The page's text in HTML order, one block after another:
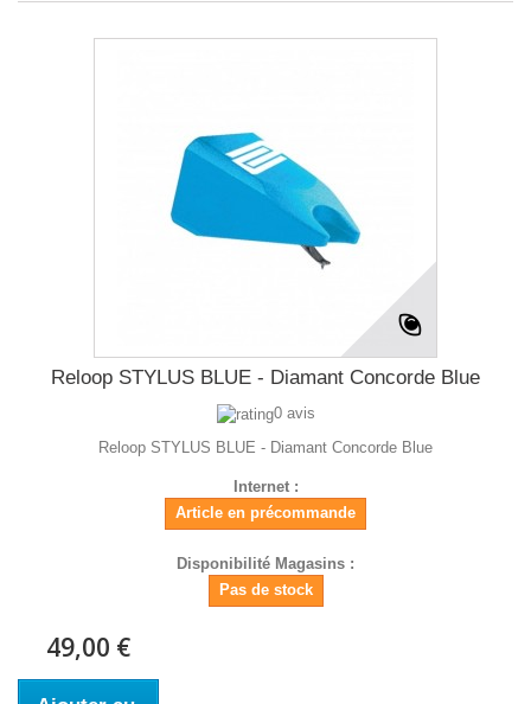
Reloop STYLUS BLUE - Diamant Concorde Blue
0 avis
Reloop STYLUS BLUE - Diamant Concorde Blue
Internet :
Article en précommande
Disponibilité Magasins :
Pas de stock
49,00 €